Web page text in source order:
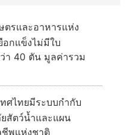
ตรและอาหารแห่ง
อกแข็งไม่มีใบ
า 40 ตัน มูลค่ารวม
ศไทยมีระบบกำกับ
สัตว์น้ำและแผน
ชีพแห่งชาติ